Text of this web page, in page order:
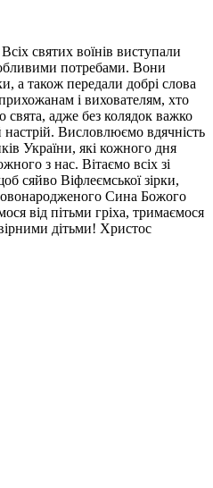
святих воїнів виступали
потребами. Вони
а також передали добрі слова
і вихователям, хто
свята, адже без колядок важко
Висловлюємо вдячність
України, які кожного дня
з нас. Вітаємо всіх зі
сяйво Віфлеємської зірки,
Сина Божого
від пітьми гріха, тримаємося
дітьми! Христос